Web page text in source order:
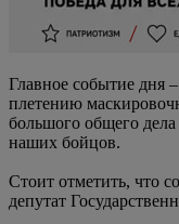
Главное событие дня
плетению
большого общего
наших бойцов.
Стоит отметить, что
депутат